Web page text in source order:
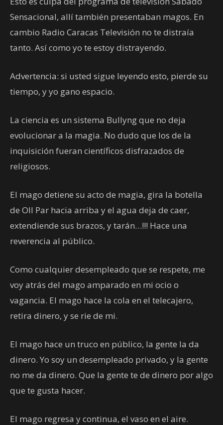
Sensacional, allí también presentaban magos. En
cambio Radio Caracas Televisión no te distraía
tanto. Así como yo te estoy distrayendo.
Advertencia: si usted sigue leyendo esto, pierde su
tiempo, y yo gano espacio.
La ciencia es un sistema Bullyng que no deja
evolucionar a la magia. No dudo que los de la
inquisición fueran científicos disfrazados de
religiosos.
El mago detiene su acto de magia, gira la botella
de Oll Par hacia arriba y el agua deja de caer,
extendiende sus brazos, y tarán…!!! Hace una
reverencia al público.
Como cualquier desempleado que se respete, me
voy atrás del mago amparado en mi ocio o
vagancia. El mago hace la cola en el telecajero,
retira dinero, y se rie de mi.
El mago hace un truco en público, la gente la da
dinero. Yo soy un desempleado privado, y la gente
no me da dinero. Que la gente te de dinero por algo
que te gusta hacer.
El mago regresa y continua, el vaso en el aire.